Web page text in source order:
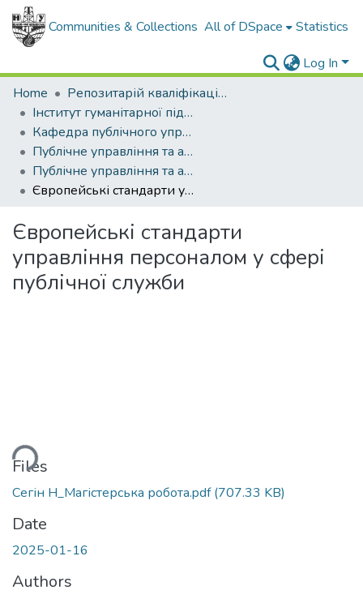
Communities & Collections All of DSpace Statistics
Log In
Home
Репозитарій кваліфікаційних робіт здобувачів вищої освіти
Інститут гуманітарної підготовки та державного управління
Кафедра публічного управління та адміністрування
Публічне управління та адміністрування (рівень магістр)
Публічне управління та адміністрування, магістр, 2024
Європейські стандарти управління персоналом у сфері публічної служби
Європейські стандарти
управління персоналом у сфері
публічної служби
Files
Сегін Н_Магістерська робота.pdf(707.33 KB)
Date
2025-01-16
Authors